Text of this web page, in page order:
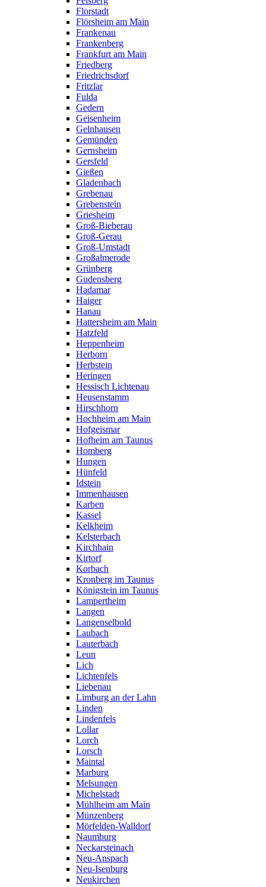
Florstadt
Flörsheim am Main
Frankenau
Frankenberg
Frankfurt am Main
Friedberg
Friedrichsdorf
Fritzlar
Fulda
Gedern
Geisenheim
Gelnhausen
Gemünden
Gernsheim
Gersfeld
Gießen
Gladenbach
Grebenau
Grebenstein
Griesheim
Groß-Bieberau
Groß-Gerau
Groß-Umstadt
Großalmerode
Grünberg
Gudensberg
Hadamar
Haiger
Hanau
Hattersheim am Main
Hatzfeld
Heppenheim
Herborn
Herbstein
Heringen
Hessisch Lichtenau
Heusenstamm
Hirschhorn
Hochheim am Main
Hofgeismar
Hofheim am Taunus
Homberg
Hungen
Hünfeld
Idstein
Immenhausen
Karben
Kassel
Kelkheim
Kelsterbach
Kirchhain
Kirtorf
Korbach
Kronberg im Taunus
Königstein im Taunus
Lampertheim
Langen
Langenselbold
Laubach
Lauterbach
Leun
Lich
Lichtenfels
Liebenau
Limburg an der Lahn
Linden
Lindenfels
Lollar
Lorch
Lorsch
Maintal
Marburg
Melsungen
Michelstadt
Mühlheim am Main
Münzenberg
Mörfelden-Walldorf
Naumburg
Neckarsteinach
Neu-Anspach
Neu-Isenburg
Neukirchen